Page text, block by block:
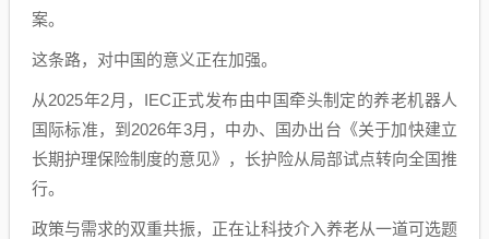
案。
这条路，对中国的意义正在加强。
从2025年2月，IEC正式发布由中国牵头制定的养老机器人
国际标准，到2026年3月，中办、国办出台《关于加快建立
长期护理保险制度的意见》，长护险从局部试点转向全国推
行。
政策与需求的双重共振，正在让科技介入养老从一道可选题